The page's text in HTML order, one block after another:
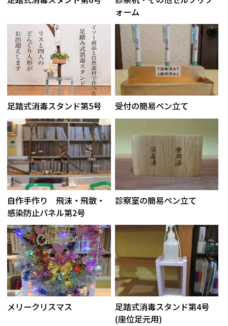
ォーム
足踏式消毒スタンド第5号 受付の簡易ペン立て
自作手作り 飛沫・飛散・
感染防止パネル第2号
診察室の簡易ペン立て
メリークリスマス
足踏式消毒スタンド第4号
(座位足元用)